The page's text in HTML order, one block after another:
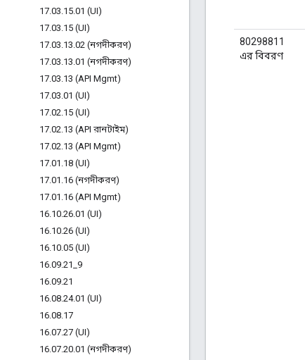
17.03.15.01 (UI)
17.03.15 (UI)
17.03.13.02 (নগদীকরণ)
17.03.13.01 (নগদীকরণ)
17.03.13 (API Mgmt)
17.03.01 (UI)
17.02.15 (UI)
17.02.13 (API রানটাইম)
17.02.13 (API Mgmt)
17.01 .18 (UI)
17.01 .16 (নগদীকরণ)
17.01 .16 (API Mgmt)
16.10.26.01 (UI)
16.10.26 (UI)
16.10.05 (UI)
16.09.21 9
16.09.21
16.08.24.01 (UI)
16.08.17
16.07.27 (UI)
16.07.20.01 (নগদীকরণ)
80298811
এর বিবরণ